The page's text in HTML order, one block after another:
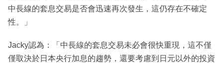
中長線的套息交易是否會迅速再次發生，這仍存在不確定
性。」
Jacky認為：「中長線的套息交易未必會很快重現，這不僅
僅取決於日本央行加息的趨勢，還要考慮到日元以外的投資